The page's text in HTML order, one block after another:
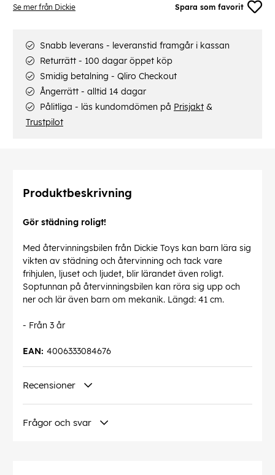
Se mer från Dickie Spara som favorit
Snabb leverans - leveranstid framgår i kassan
Returrätt - 100 dagar öppet köp
Smidig betalning - Qliro Checkout
Ångerrätt - alltid 14 dagar
Pålitliga - läs kundomdömen på Prisjakt &
Trustpilot
Produktbeskrivning
Gör städning roligt!
Med återvinningsbilen från Dickie Toys kan barn lära sig
vikten av städning och återvinning och tack vare
frihjulen, ljuset och ljudet, blir lärandet även roligt.
Soptunnan på återvinningsbilen kan röra sig upp och
ner och lär även barn om mekanik. Längd: 41 cm.
- Från 3 år
4006333084676
EAN:
Recensioner
Frågor och svar